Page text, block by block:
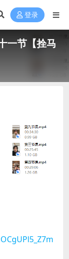
登录
一节【拴马